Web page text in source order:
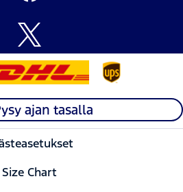
ajan tasalla
Size Chart